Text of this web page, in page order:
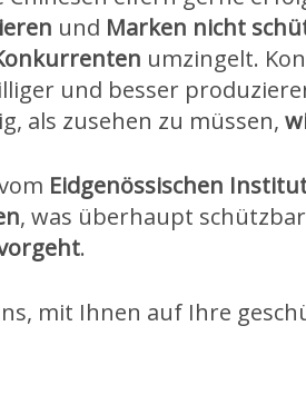
und Marken nicht
umzingelt.
und besser
als zusehen zu müssen,
Eidgenössischen
, was überhaupt
.
mit Ihnen auf Ihre